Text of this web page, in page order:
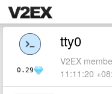
0.29
tty0
V2EX
11:11:20